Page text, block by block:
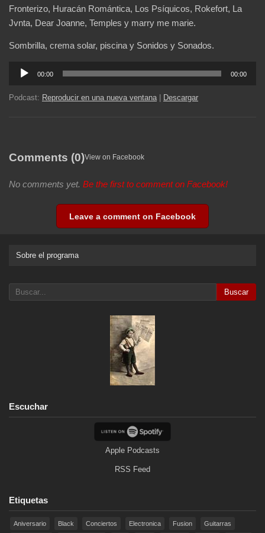
Fronterizo, Huracán Romántica, Los Psíquicos, Rokefort, La
Jvnta, Dear Joanne, Temples y marry me marie.
Sombrilla, crema solar, piscina y Sonidos y Sonados.
Reproductor
audio
00:00 00:00
Podcast: Reproducir en una nueva ventana | Descargar
Comments (0)View on Facebook
No comments yet. Be the first to comment on Facebook!
Leave a comment on Facebook
Sobre el programa
Buscar
Escuchar
Apple Podcasts
RSS Feed
Etiquetas
Aniversario Black Conciertos Electronica Fusion Guitarras